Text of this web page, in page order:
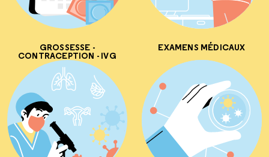
GROSSESSE -
CONTRACEPTION - IVG
EXAMENS MÉDICAUX